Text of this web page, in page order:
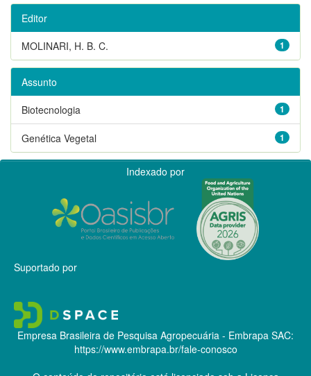
Editor
1
MOLINARI, H. B. C.
Assunto
1
Biotecnologia
1
Genética Vegetal
Indexado por
Suportado por
Empresa Brasileira de Pesquisa Agropecuária - Embrapa SAC:
https://www.embrapa.br/fale-conosco